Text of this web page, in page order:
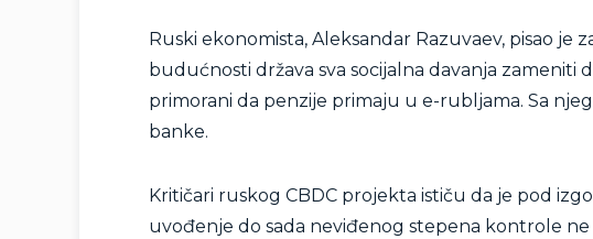
Ruski ekonomista, Aleksandar Razuvaev, pisao je
budućnosti država sva socijalna davanja
primorani da penzije primaju u e-rubljama. Sa
banke.
Kritičari ruskog CBDC projekta ističu da je pod
uvođenje do sada neviđenog stepena kontrole ne